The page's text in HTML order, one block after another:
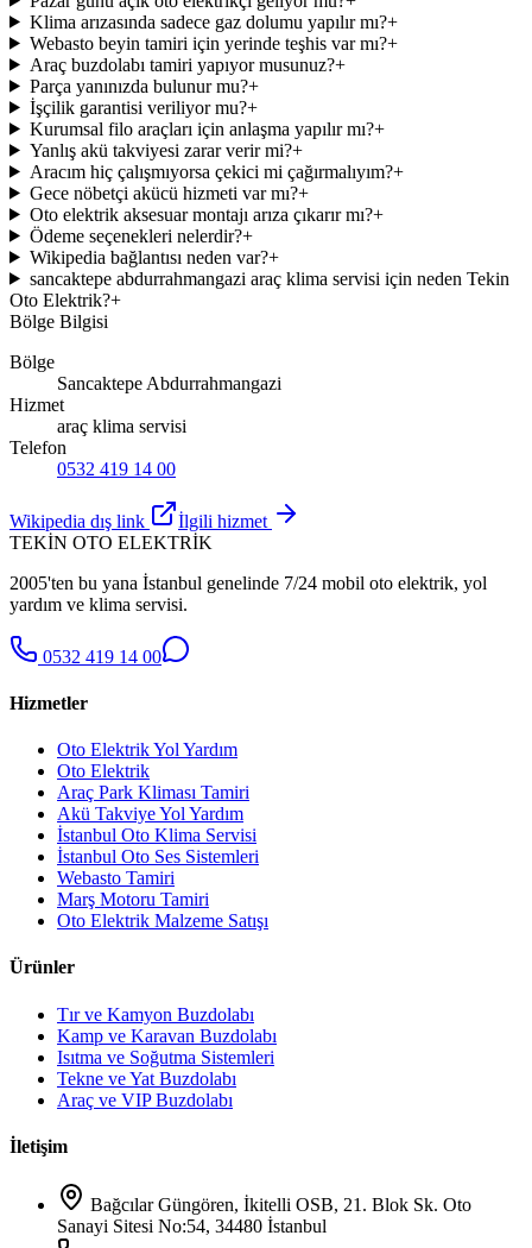
Klima arızasında sadece gaz dolumu yapılır mı?+
Webasto beyin tamiri için yerinde teşhis var mı?+
Araç buzdolabı tamiri yapıyor musunuz?+
Parça yanınızda bulunur mu?+
İşçilik garantisi veriliyor mu?+
Kurumsal filo araçları için anlaşma yapılır mı?+
Yanlış akü takviyesi zarar verir mi?+
Aracım hiç çalışmıyorsa çekici mi çağırmalıyım?+
Gece nöbetçi akücü hizmeti var mı?+
Oto elektrik aksesuar montajı arıza çıkarır mı?+
Ödeme seçenekleri nelerdir?+
Wikipedia bağlantısı neden var?+
sancaktepe abdurrahmangazi araç klima servisi için neden Tekin
Oto Elektrik?+
Bölge Bilgisi
Bölge
Sancaktepe Abdurrahmangazi
Hizmet
araç klima servisi
Telefon
0532 419 14 00
Wikipedia dış link
İlgili hizmet
TEKİN OTO ELEKTRİK
2005'ten bu yana İstanbul genelinde 7/24 mobil oto elektrik, yol
yardım ve klima servisi.
0532 419 14 00
Hizmetler
Oto Elektrik Yol Yardım
Oto Elektrik
Araç Park Kliması Tamiri
Akü Takviye Yol Yardım
İstanbul Oto Klima Servisi
İstanbul Oto Ses Sistemleri
Webasto Tamiri
Marş Motoru Tamiri
Oto Elektrik Malzeme Satışı
Ürünler
Tır ve Kamyon Buzdolabı
Kamp ve Karavan Buzdolabı
Isıtma ve Soğutma Sistemleri
Tekne ve Yat Buzdolabı
Araç ve VIP Buzdolabı
İletişim
Bağcılar Güngören, İkitelli OSB, 21. Blok Sk. Oto
Sanayi Sitesi No:54, 34480 İstanbul